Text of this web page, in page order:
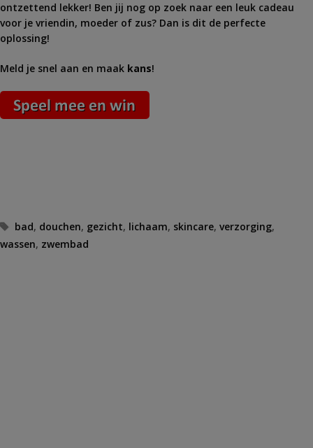
ontzettend lekker! Ben jij nog op zoek naar een leuk cadeau
voor je vriendin, moeder of zus? Dan is dit de perfecte
oplossing!
Meld je snel aan en maak kans!
Tags
bad, douchen, gezicht, lichaam, skincare,verzorging,
wassen, zwembad